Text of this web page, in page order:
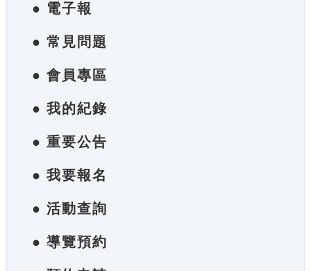
● 電子報
● 常見問題
● 會員專區
● 我的紀錄
● 重要公告
● 我要報名
● 活動查詢
● 導覽預約